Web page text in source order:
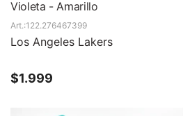
Violeta - Amarillo
122.276467399
Los Angeles Lakers
$1.999